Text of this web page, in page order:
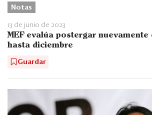
Notas
13 de junio de 2023
MEF evalúa postergar nuevamente
hasta diciembre
Guardar